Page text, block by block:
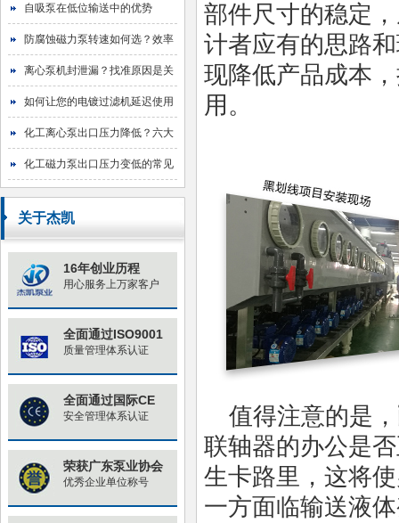
2025年目标圆满达成
自吸泵在低位输送中的优势
防腐蚀磁力泵转速如何选？效率
与寿命的平衡艺术
离心泵机封泄漏？找准原因是关
键！
如何让您的电镀过滤机延迟使用
寿命
化工离心泵出口压力降低？六大
原因与排查指南
化工磁力泵出口压力变低的常见
原因与对策
关于杰凯
16年创业历程
用心服务上万家客户
全面通过ISO9001
质量管理体系认证
全面通过国际CE
安全管理体系认证
荣获广东泵业协会
优秀企业单位称号
部件尺寸的稳定
计者应有的思路
现降低产品成本
用。
值得注意的是，
联轴器的办公是
生卡路里，这将
一方面临输送液